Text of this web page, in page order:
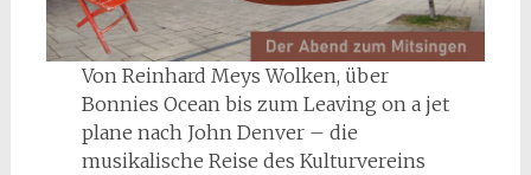
Von Reinhard Meys Wolken, über
Bonnies Ocean bis zum Leaving on a jet
plane nach John Denver – die
musikalische Reise des Kulturvereins